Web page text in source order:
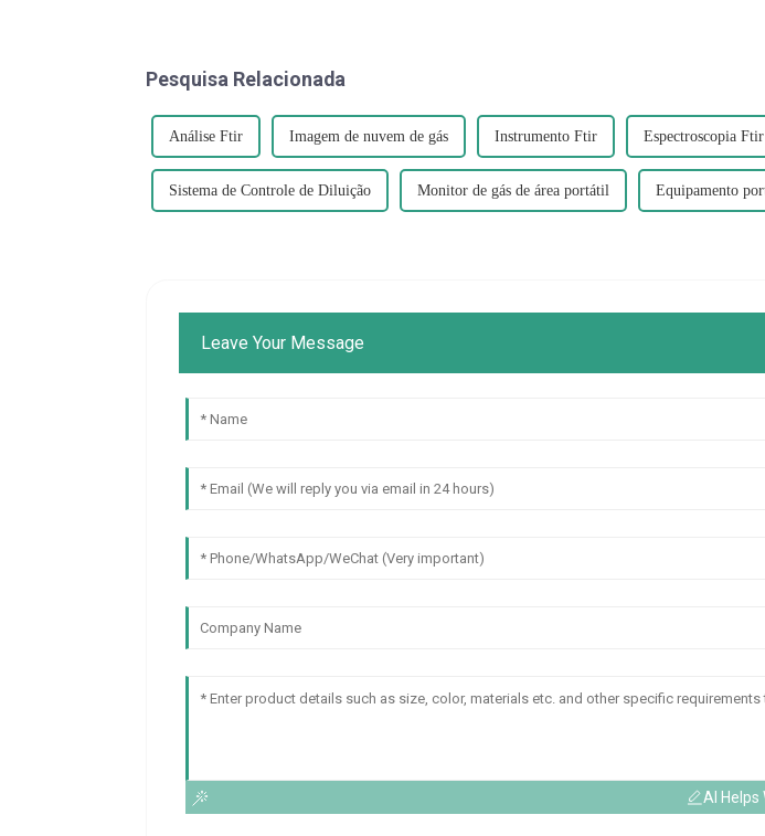
Pesquisa Relacionada
Análise Ftir Imagem de nuvem de gás Instrumento Ftir Espectroscopia Ftir
Sistema de Controle de Diluição Monitor de gás de área portátil Equipamento
Leave Your Message
AI Helps